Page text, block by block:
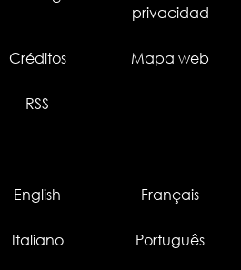
privacidad
Créditos Mapa web
RSS
English Français
Italiano Português